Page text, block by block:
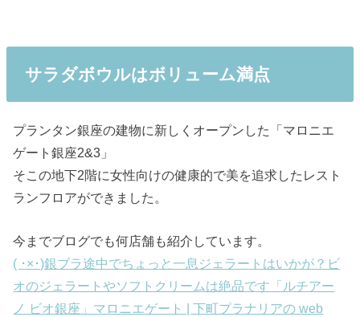
サラダボウルはボリューム満点
プランタン銀座の建物に新しくオープンした「マロニエ
ゲート銀座2&3」
そこの地下2階に女性向けの健康的で美を追求したレスト
ランフロアができました。
今までブログでも何店舗も紹介しています。
( ･×･)銀ブラ途中でちょっと一息ジェラートはいかが？ビ
オのジェラートやソフトクリームは絶品です「ルチアー
ノ ビオ銀座」マロニエゲート | 下町プラナリアの web